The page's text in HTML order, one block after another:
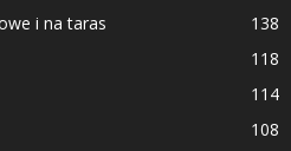
i na taras
138
118
114
108